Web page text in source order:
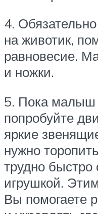
4.
на животик,
равновесие.
и ножки.
5. Пока малыш
попробуйте
яркие
нужно
трудно быстро
игрушкой.
Вы помогаете